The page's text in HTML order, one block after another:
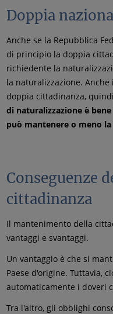
Doppia
Anche se la Repubblica
di principio la doppia
richiedente la
la naturalizzazione.
doppia cittadinanza, quindi
di naturalizzazione è
può mantenere o meno
Conseguenze
cittadinanza
Il mantenimento della
vantaggi e svantaggi.
Un vantaggio è che si
Paese d'origine. Tuttavia,
automaticamente i doveri
Tra l'altro, gli obblighi